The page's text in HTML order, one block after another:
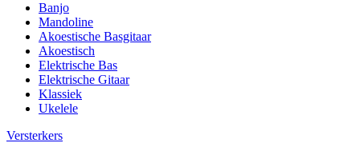
Banjo
Mandoline
Akoestische Basgitaar
Akoestisch
Elektrische Bas
Elektrische Gitaar
Klassiek
Ukelele
Versterkers